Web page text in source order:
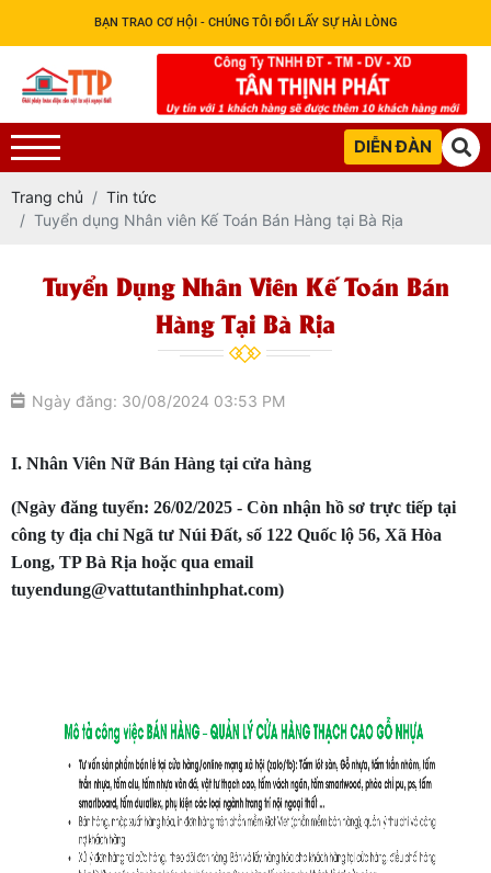
BẠN TRAO CƠ HỘI - CHÚNG TÔI ĐỔI LẤY SỰ HÀI LÒNG
DIỄN ĐÀN
Trang chủ
Tin tức
Tuyển dụng Nhân viên Kế Toán Bán Hàng tại Bà Rịa
Tuyển Dụng Nhân Viên Kế Toán Bán
Hàng Tại Bà Rịa
Ngày đăng: 30/08/2024 03:53 PM
I. Nhân Viên Nữ Bán Hàng tại cửa hàng
(Ngày đăng tuyển: 26/02/2025 - Còn nhận hồ sơ trực tiếp tại
công ty địa chỉ Ngã tư Núi Đất, số 122 Quốc lộ 56, Xã Hòa
Long, TP Bà Rịa hoặc qua email
tuyendung@vattutanthinhphat.com)